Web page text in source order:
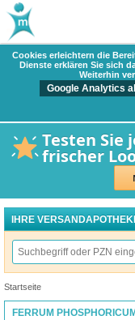
Cookies erleichtern die
Dienste erklären Sie sich
Weiterhin
Google Analytics
Testen Sie
frischer
IHRE
Startseite
FERRUM